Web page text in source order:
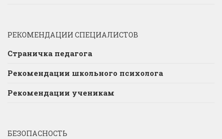
РЕКОМЕНДАЦИИ СПЕЦИАЛИСТОВ
Страничка педагога
Рекомендации школьного психолога
Рекомендации ученикам
БЕЗОПАСНОСТЬ